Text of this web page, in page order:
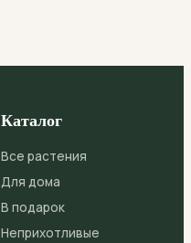
Каталог
Все растения
Для дома
В подарок
Неприхотливые